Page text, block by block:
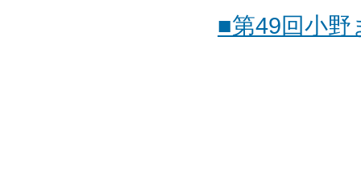
■第49回小野